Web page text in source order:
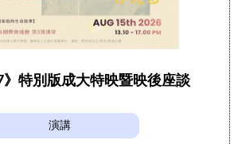
》特別版成大特映暨映後座談
演講